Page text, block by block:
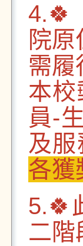
4.🍀
院
需履
本校
員-
及服
各獲
5.🍀
二階